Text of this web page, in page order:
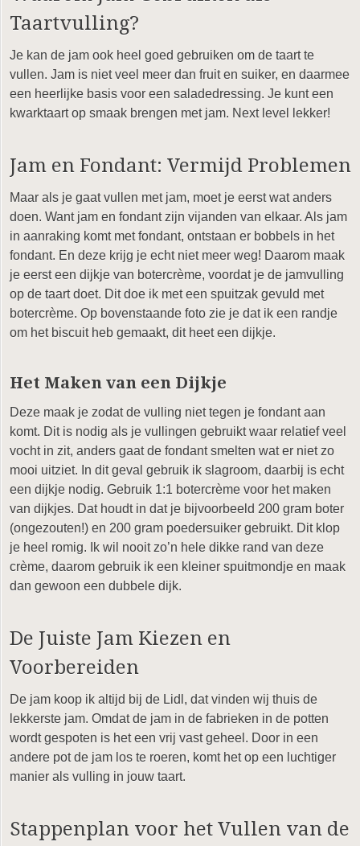
Taartvulling?
Je kan de jam ook heel goed gebruiken om de taart te
vullen. Jam is niet veel meer dan fruit en suiker, en daarmee
een heerlijke basis voor een saladedressing. Je kunt een
kwarktaart op smaak brengen met jam. Next level lekker!
Jam en Fondant: Vermijd Problemen
Maar als je gaat vullen met jam, moet je eerst wat anders
doen. Want jam en fondant zijn vijanden van elkaar. Als jam
in aanraking komt met fondant, ontstaan er bobbels in het
fondant. En deze krijg je echt niet meer weg! Daarom maak
je eerst een dijkje van botercrème, voordat je de jamvulling
op de taart doet. Dit doe ik met een spuitzak gevuld met
botercrème. Op bovenstaande foto zie je dat ik een randje
om het biscuit heb gemaakt, dit heet een dijkje.
Het Maken van een Dijkje
Deze maak je zodat de vulling niet tegen je fondant aan
komt. Dit is nodig als je vullingen gebruikt waar relatief veel
vocht in zit, anders gaat de fondant smelten wat er niet zo
mooi uitziet. In dit geval gebruik ik slagroom, daarbij is echt
een dijkje nodig. Gebruik 1:1 botercrème voor het maken
van dijkjes. Dat houdt in dat je bijvoorbeeld 200 gram boter
(ongezouten!) en 200 gram poedersuiker gebruikt. Dit klop
je heel romig. Ik wil nooit zo’n hele dikke rand van deze
crème, daarom gebruik ik een kleiner spuitmondje en maak
dan gewoon een dubbele dijk.
De Juiste Jam Kiezen en
Voorbereiden
De jam koop ik altijd bij de Lidl, dat vinden wij thuis de
lekkerste jam. Omdat de jam in de fabrieken in de potten
wordt gespoten is het een vrij vast geheel. Door in een
andere pot de jam los te roeren, komt het op een luchtiger
manier als vulling in jouw taart.
Stappenplan voor het Vullen van de